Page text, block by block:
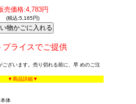
売価格:4,783円
(税込:5,165円)
プライスでご提供
ございます。売り切れる前に、早 めのご注
▼商品詳細▼
体